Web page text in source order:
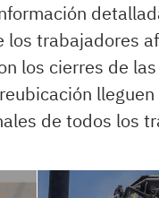
trabajadores
los cierres de
de todos los